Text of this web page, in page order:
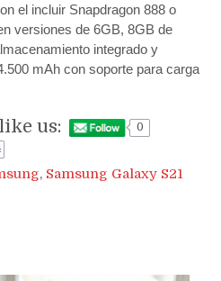
el incluir Snapdragon 888 o
versiones de 6GB, 8GB de
integrado y
mAh con soporte para carga
us:
0
, Samsung Galaxy S21